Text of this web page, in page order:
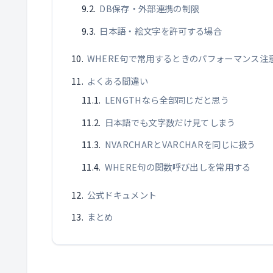
DB保存・外部連携の制限
日本語・絵文字を許可する場合
WHERE句で常用するときのパフォーマンス注
よくある間違い
LENGTHなら全部同じだと思う
日本語でも文字数だけ見てしまう
NVARCHARとVARCHARを同じに扱う
WHERE句の関数呼び出しを常用する
公式ドキュメント
まとめ